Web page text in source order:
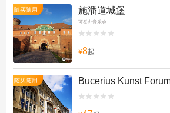
随买随用 施潘道城堡
可举办音乐会


¥8起
随买随用 Bucerius Kunst

